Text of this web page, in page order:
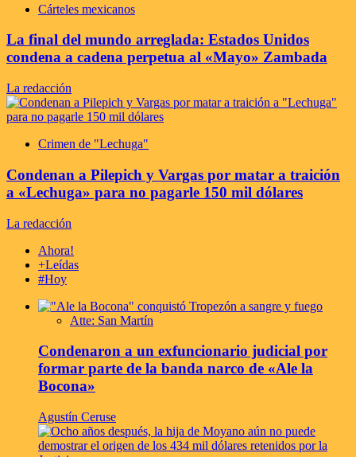
Cárteles mexicanos
La final del mundo arreglada: Estados Unidos
condena a cadena perpetua al «Mayo» Zambada
La redacción
Crimen de "Lechuga"
Condenan a Pilepich y Vargas por matar a traición
a «Lechuga» para no pagarle 150 mil dólares
La redacción
Ahora!
+Leídas
#Hoy
Atte: San Martín
Condenaron a un exfuncionario judicial por
formar parte de la banda narco de «Ale la
Bocona»
Agustín Ceruse